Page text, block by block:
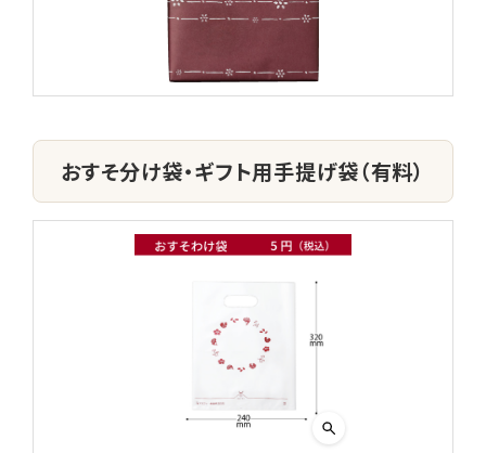
おすそ分け袋・ギフト用手提げ袋（有料）